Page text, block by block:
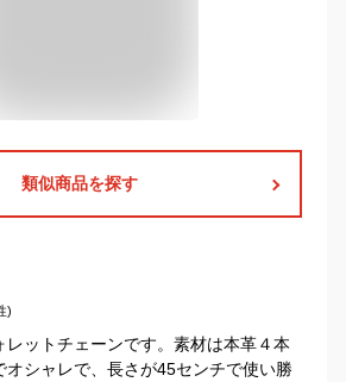
類似商品を探す
)
レットチェーンです。素材は本革４本
オシャレで、長さが45センチで使い勝